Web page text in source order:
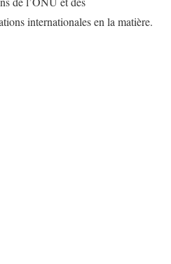
internationales en la matière.